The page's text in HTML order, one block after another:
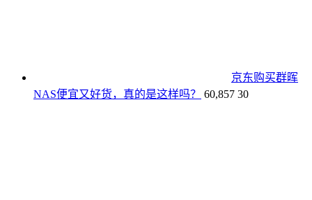
京东购买群晖
NAS便宜又好货，真的是这样吗？
60,857 30